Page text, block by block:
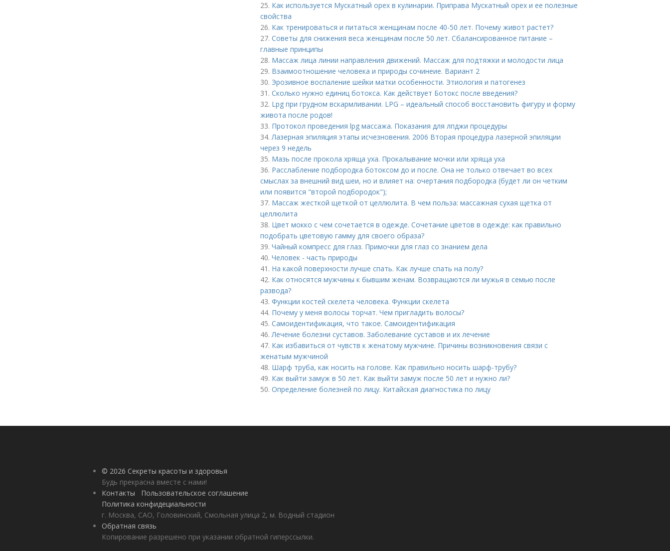
25. Как используется Мускатный орех в кулинарии. Приправа Мускатный орех и ее полезные
свойства
26. Как тренироваться и питаться женщинам после 40-50 лет. Почему живот растет?
27. Советы для снижения веса женщинам после 50 лет. Сбалансированное питание –
главные принципы
28. Массаж лица линии направления движений. Массаж для подтяжки и молодости лица
29. Взаимоотношение человека и природы сочинеие. Вариант 2
30. Эрозивное воспаление шейки матки особенности. Этиология и патогенез
31. Сколько нужно единиц ботокса. Как действует Ботокс после введения?
32. Lpg при грудном вскармливании. LPG – идеальный способ восстановить фигуру и форму
живота после родов!
33. Протокол проведения lpg массажа. Показания для лпджи процедуры
34.Лазерная эпиляция этапы исчезновения. 2006 Вторая процедура лазерной эпиляции
через 9 недель
35. Мазь после прокола хряща уха. Прокалывание мочки или хряща уха
36. Расслабление подбородка ботоксом до и после. Она не только отвечает во всех
смыслах за внешний вид шеи, но и влияет на: очертания подбородка (будет ли он четким
или появится "второй подбородок");
37. Массаж жесткой щеткой от целлюлита. В чем польза: массажная сухая щетка от
целлюлита
38. Цвет мокко с чем сочетается в одежде. Сочетание цветов в одежде: как правильно
подобрать цветовую гамму для своего образа?
39. Чайный компресс для глаз. Примочки для глаз со знанием дела
40. Человек - часть природы
41. На какой поверхности лучше спать. Как лучше спать на полу?
42. Как относятся мужчины к бывшим женам. Возвращаются ли мужья в семью после
развода?
43. Функции костей скелета человека. Функции скелета
44. Почему у меня волосы торчат. Чем пригладить волосы?
45. Самоидентификация, что такое. Самоидентификация
46.Лечение болезни суставов. Заболевание суставов и их лечение
47. Как избавиться от чувств к женатому мужчине. Причины возникновения связи с
женатым мужчиной
48. Шарф труба, как носить на голове. Как правильно носить шарф-трубу?
49. Как выйти замуж в 50 лет. Как выйти замуж после 50 лет и нужно ли?
50. Определение болезней по лицу. Китайская диагностика по лицу
© 2026 Секреты красоты и здоровья
Будь прекрасна вместе с нами!
Контакты
Пользовательское соглашение
Политика конфидециальности
г. Москва, САО, Головинский, Смольная улица 2, м. Водный стадион
Обратная связь
Копирование разрешено при указании обратной гиперссылки.